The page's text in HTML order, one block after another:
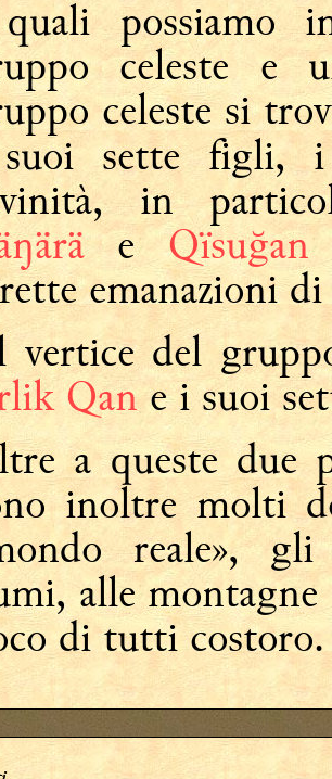
possiamo
celeste e
celeste si
sette
in
e
emanazioni
vertice del
Qane i suoi
a queste due
inoltre molti
reale»,
alle
di tutti costoro.